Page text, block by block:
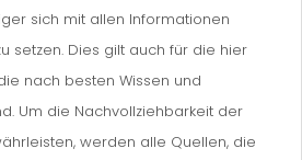
sich mit allen Informationen
setzen. Dies gilt auch für die hier
nach besten Wissen und
Um die Nachvollziehbarkeit der
werden alle Quellen, die